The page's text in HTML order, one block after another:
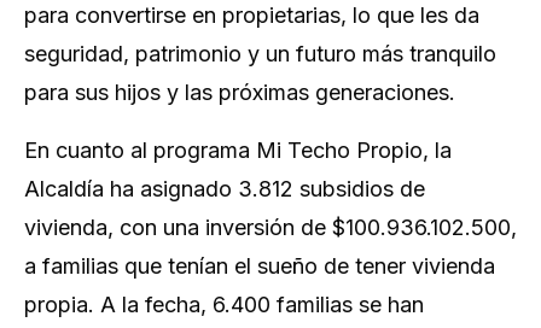
para convertirse en propietarias, lo que les da
seguridad, patrimonio y un futuro más tranquilo
para sus hijos y las próximas generaciones.
En cuanto al programa Mi Techo Propio, la
Alcaldía ha asignado 3.812 subsidios de
vivienda, con una inversión de $100.936.102.500,
a familias que tenían el sueño de tener vivienda
propia. A la fecha, 6.400 familias se han